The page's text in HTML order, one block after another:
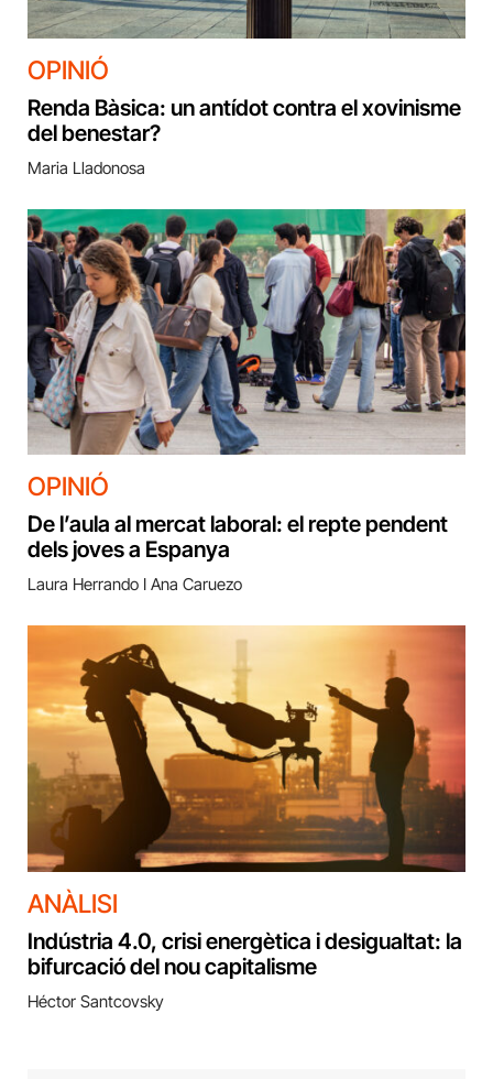
OPINIÓ
Renda Bàsica: un antídot contra el xovinisme
del benestar?
Maria Lladonosa
OPINIÓ
De l’aula al mercat laboral: el repte pendent
dels joves a Espanya
Laura Herrando I Ana Caruezo
ANÀLISI
Indústria 4.0, crisi energètica i desigualtat: la
bifurcació del nou capitalisme
Héctor Santcovsky